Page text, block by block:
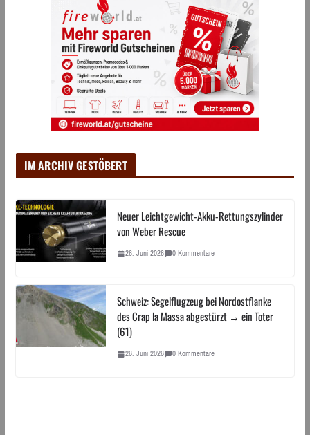
IM ARCHIV GESTÖBERT
Neuer Leichtgewicht-Akku-Rettungszylinder
von Weber Rescue
26. Juni 2026 0 Kommentare
Schweiz: Segelflugzeug bei Nordostflanke
des Crap la Massa abgestürzt → ein Toter
(61)
26. Juni 2026 0 Kommentare